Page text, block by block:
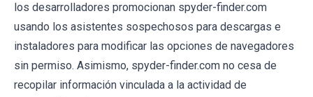
los desarrolladores promocionan spyder-finder.com
usando los asistentes sospechosos para descargas e
instaladores para modificar las opciones de navegadores
sin permiso. Asimismo, spyder-finder.com no cesa de
recopilar información vinculada a la actividad de